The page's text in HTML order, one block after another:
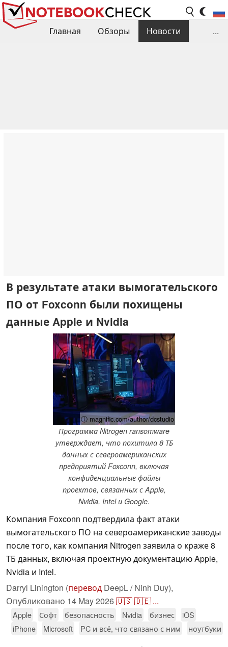
Главная Обзоры
Новости
...
В результате атаки вымогательского
ПО от Foxconn были похищены
данные Apple и Nvidia
ⓘ magnific.com/author/dcstudio
Программа Nitrogen ransomware
утверждает, что похитила 8 ТБ
данных с североамериканских
предприятий Foxconn, включая
конфиденциальные файлы
проектов, связанных с Apple,
Nvidia, Intel и Google.
Компания Foxconn подтвердила факт атаки
вымогательского ПО на североамериканские заводы
после того, как компания Nitrogen заявила о краже 8
ТБ данных, включая проектную документацию Apple,
Nvidia и Intel.
Darryl Linington (перевод DeepL / Ninh Duy),
Опубликовано 14 May 2026🇺🇸🇩🇪 ...
Apple Софт безопасность Nvidia бизнес
iOS
iPhone
Microsoft PC и всё, что связано с ним ноутбуки